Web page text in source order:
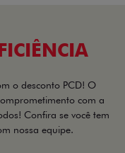
o desconto PCD! O
com a
Confira se você tem
nossa equipe.